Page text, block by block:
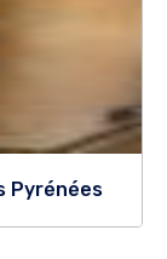
Pyrénées